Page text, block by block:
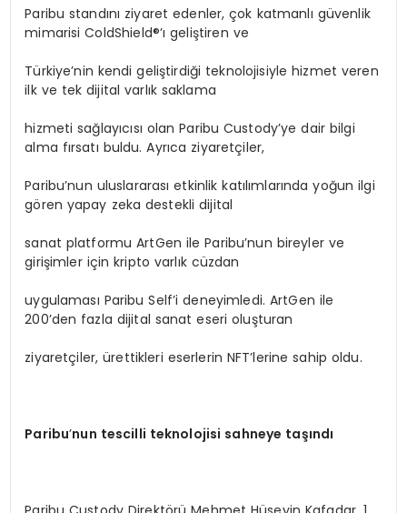
Paribu standını ziyaret edenler, çok katmanlı güvenlik
mimarisi ColdShield®’ı geliştiren ve
Türkiye’nin kendi geliştirdiği teknolojisiyle hizmet veren
ilk ve tek dijital varlık saklama
hizmeti sağlayıcısı olan Paribu Custody’ye dair bilgi
alma fırsatı buldu. Ayrıca ziyaretçiler,
Paribu’nun uluslararası etkinlik katılımlarında yoğun ilgi
gören yapay zeka destekli dijital
sanat platformu ArtGen ile Paribu’nun bireyler ve
girişimler için kripto varlık cüzdan
uygulaması Paribu Self’i deneyimledi. ArtGen ile
200’den fazla dijital sanat eseri oluşturan
ziyaretçiler, ürettikleri eserlerin NFT’lerine sahip oldu.
Paribu’nun tescilli teknolojisi sahneye taşındı